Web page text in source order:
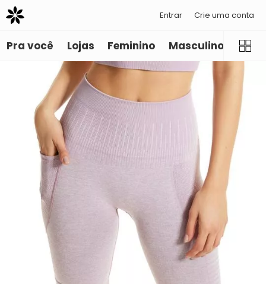
Entrar Crie uma conta
Pra você Lojas Feminino Masculino